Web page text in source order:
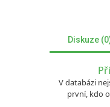
Diskuze
V databázi
první, kdo